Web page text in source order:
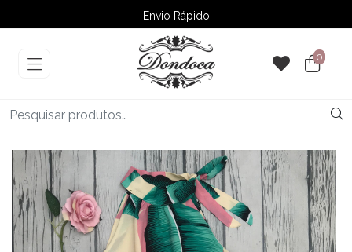
Envio Rápido
➚ Ofertas– Até 60% OFF
0